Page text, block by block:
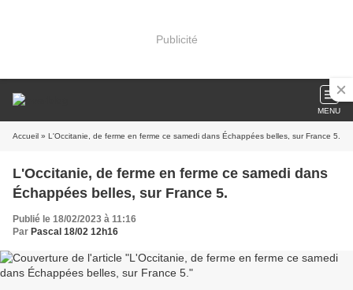
Publicité
MENU
Accueil » L'Occitanie, de ferme en ferme ce samedi dans Échappées belles, sur France 5.
L'Occitanie, de ferme en ferme ce samedi dans
Échappées belles, sur France 5.
Publié le 18/02/2023 à 11:16
Par Pascal 18/02 12h16